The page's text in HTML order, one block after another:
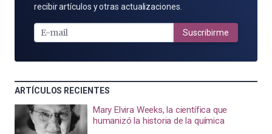
POR
MAIL
recibir artículos y otras actualizaciones.
Suscribirme
ARTÍCULOS RECIENTES
Mary Elvira Weeks, la científica que
humanizó la historia de la química